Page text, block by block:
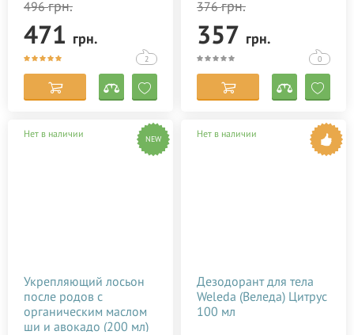
496грн.
471 грн.
2
376грн.
357 грн.
0
Нет в наличии NEW
Укрепляющий лосьон
после родов с
органическим маслом
ши и авокадо (200 мл)
Нет в наличии
Дезодорант для тела
Weleda (Веледа) Цитрус
100 мл